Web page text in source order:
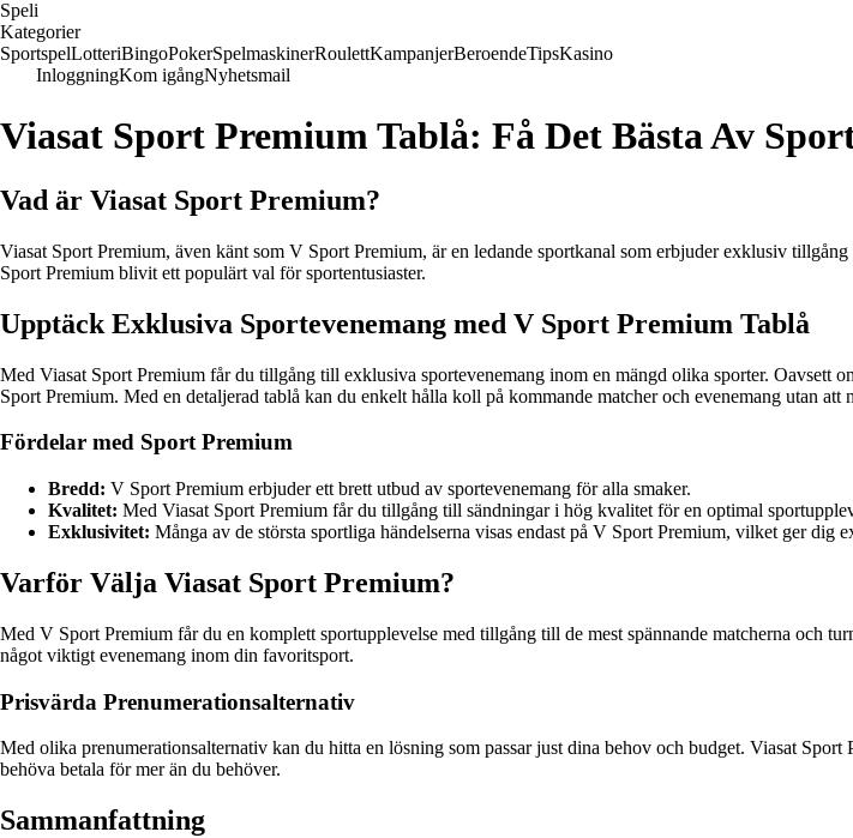
Speli
Kategorier
SportspelLotteriBingoPokerSpelmaskinerRoulettKampanjerBeroendeTipsKasino
InloggningKom igångNyhetsmail
Viasat Sport Premium Tablå: Få Det Bästa Av
Vad är Viasat Sport Premium?
Viasat Sport Premium, även känt som V Sport Premium, är en ledande sportkanal som erbjuder exklusiv
Sport Premium blivit ett populärt val för sportentusiaster.
Upptäck Exklusiva Sportevenemang med V Sport Premium Tablå
Med Viasat Sport Premium får du tillgång till exklusiva sportevenemang inom en mängd olika sporter. Oavsett
Sport Premium. Med en detaljerad tablå kan du enkelt hålla koll på kommande matcher och evenemang utan att
Fördelar med Sport Premium
Bredd: V Sport Premium erbjuder ett brett utbud av sportevenemang för alla smaker.
Kvalitet: Med Viasat Sport Premium får du tillgång till sändningar i hög kvalitet för en optimal
Exklusivitet: Många av de största sportliga händelserna visas endast på V Sport Premium, vilket ger dig
Varför Välja Viasat Sport Premium?
Med V Sport Premium får du en komplett sportupplevelse med tillgång till de mest spännande matcherna och
något viktigt evenemang inom din favoritsport.
Prisvärda Prenumerationsalternativ
Med olika prenumerationsalternativ kan du hitta en lösning som passar just dina behov och budget. Viasat
behöva betala för mer än du behöver.
Sammanfattning